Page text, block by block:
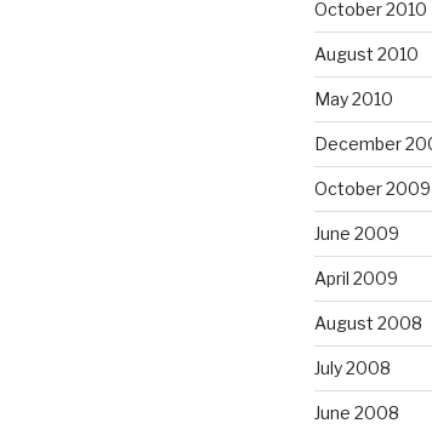
October 2010
August 2010
May 2010
December
October 2009
June 2009
April 2009
August 2008
July 2008
June 2008